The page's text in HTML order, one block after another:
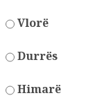
Vlorë
Durrës
Himarë